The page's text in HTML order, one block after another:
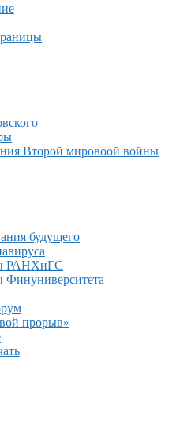
Второй мировоой войны
будущего
РАНХиГС
Финуниверситета
прорыв»